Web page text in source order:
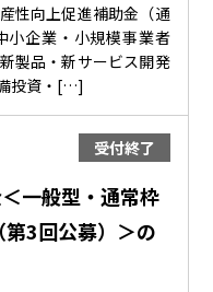
性向上促進補助金（通
小企業・小規模事業者
製品・新サービス開発
投資・[…]
受付終了
一般型・通常枠
第3回公募）＞の